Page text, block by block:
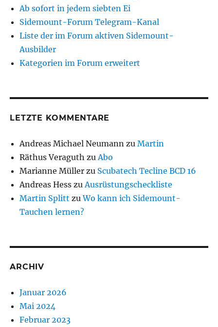
Ab sofort in jedem siebten Ei
Sidemount-Forum Telegram-Kanal
Liste der im Forum aktiven Sidemount-
Ausbilder
Kategorien im Forum erweitert
LETZTE KOMMENTARE
Andreas Michael Neumann zuMartin
Räthus Veraguth zu Abo
Marianne Müller zu Scubatech Tecline BCD 16
Andreas Hess zu Ausrüstungscheckliste
Martin Splitt zuWo kann ich Sidemount-
Tauchen lernen?
ARCHIV
Januar 2026
Mai 2024
Februar 2023